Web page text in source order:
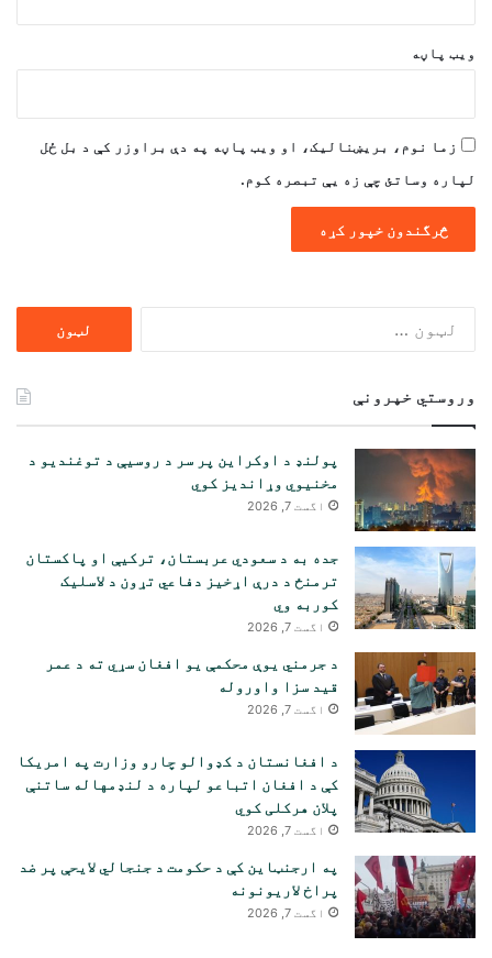
ویب پاڼه
زما نوم، بریښنالیک، او ویب پاڼه په دې براوزر کې د بل ځل
لپاره وساتئ چې زه یې تبصره کوم.
وروستي خپرونې
پولنډ د اوکراین پر سر د روسیې د توغندیو د
مخنیوي وړاندیز کوي
اگست 7, 2026
جده به د سعودي عربستان، ترکیې او پاکستان
ترمنځ د درې اړخیز دفاعي تړون د لاسلیک
کوربه وي
اگست 7, 2026
د جرمني یوې محکمې یو افغان سړي ته د عمر
قید سزا واوروله
اگست 7, 2026
د افغانستان د کډوالو چارو وزارت په امریکا
کې د افغان اتباعو لپاره د لنډمهاله ساتنې
پلان هرکلی کوي
اگست 7, 2026
په ارجنټاین کې د حکومت د جنجالي لایحې پر ضد
پراخ لاریونونه
اگست 7, 2026